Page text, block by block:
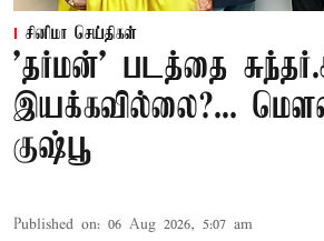
சினிமா செய்திகள்
'தர்மன்' படத்தை
இயக்கவில்லை?...
குஷ்பூ
Published on: 06 Aug 2026, 5:07 am